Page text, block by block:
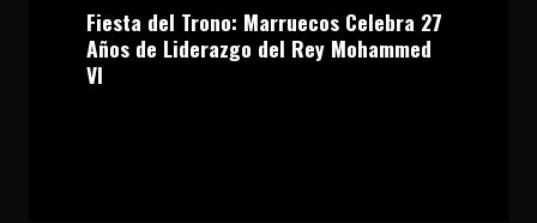
Fiesta del Trono: Marruecos Celebra 27
Años de Liderazgo del Rey Mohammed
VI